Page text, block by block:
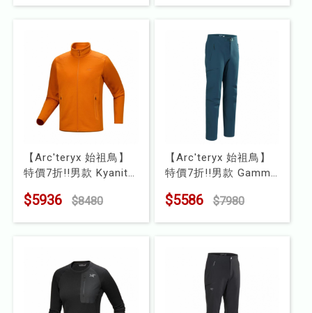
水上配件
其他
挖寶區
⭐長毛象-過季出清75折⭐
【Arc'teryx 始祖鳥】
特價7折!!男款 Kyanite
型號 : X000008447
$5936 $8480
【Arc'teryx 始祖鳥】
特價7折!!男款 Gamma
型號 : X000009532
$5586 $7980